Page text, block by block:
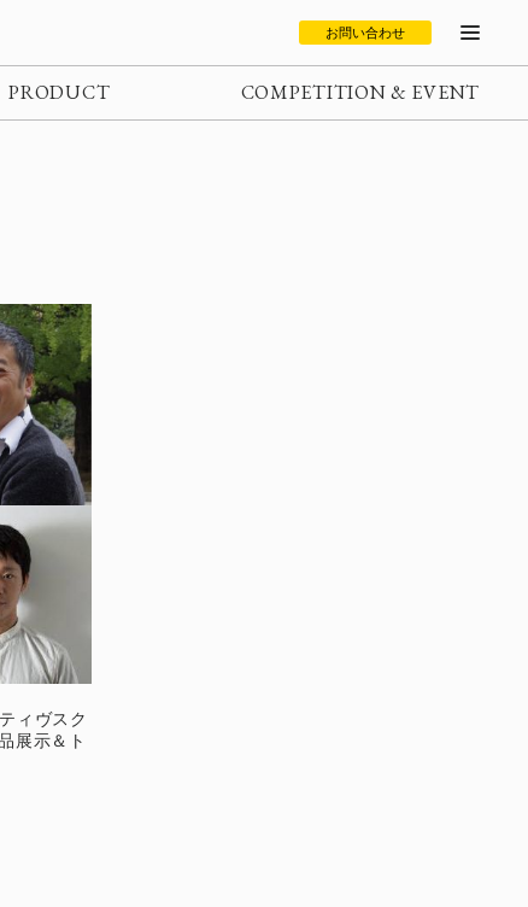
お問い合わせ
PRODUCT COMPETITION & EVENT
ィヴスク
展示＆ト